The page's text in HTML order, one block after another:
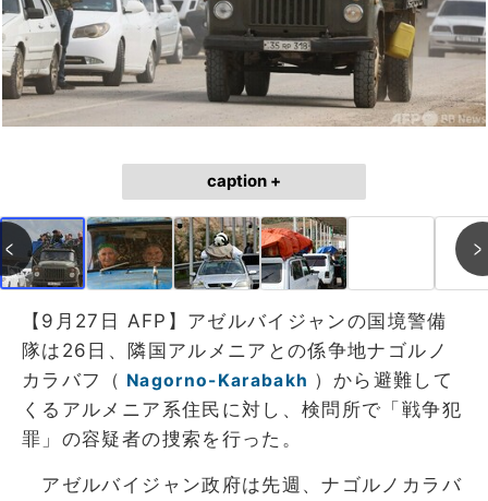
caption +
【9月27日 AFP】アゼルバイジャンの国境警備
隊は26日、隣国アルメニアとの係争地ナゴルノ
カラバフ（ Nagorno-Karabakh ）から避難して
くるアルメニア系住民に対し、検問所で「戦争犯
罪」の容疑者の捜索を行った。
アゼルバイジャン政府は先週、ナゴルノカラバ